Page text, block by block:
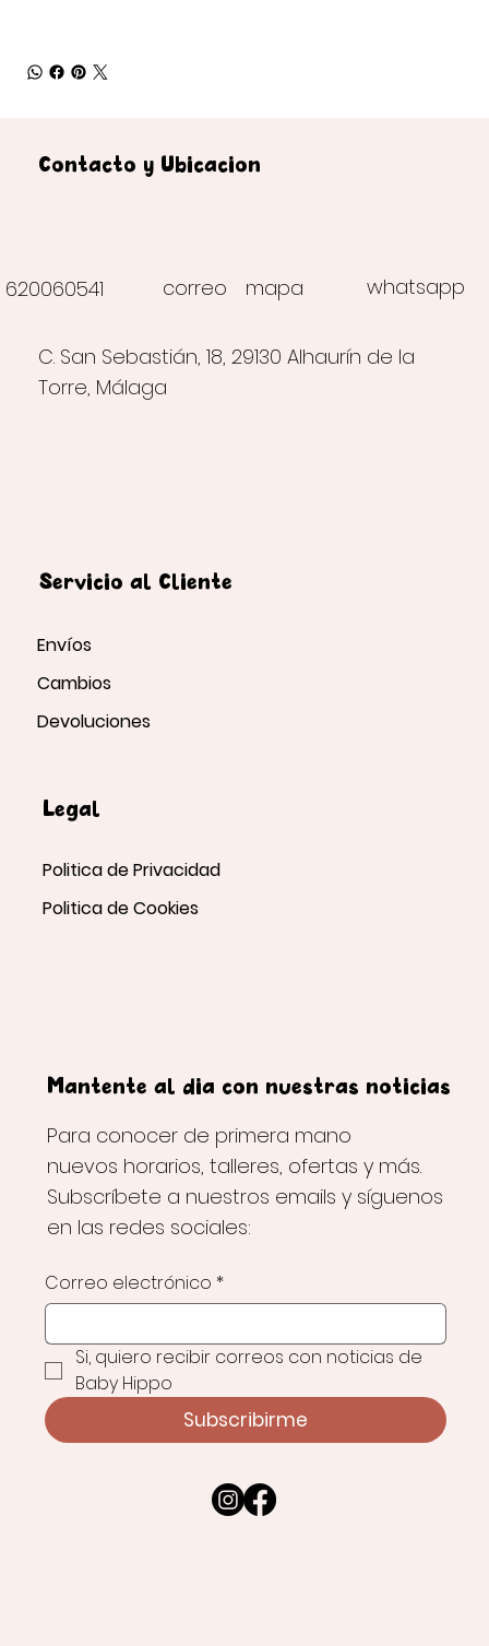
correo
Contacto y Ubicación
620060541 whatsapp
C. San Sebastián, 18, 29130 Alhaurín de la
Torre, Málaga
mapa
Servicio al Cliente
Envíos
Cambios
Devoluciones
Legal
Politica de Privacidad
Politica de Cookies
Mantente al día con nuestras noticias
Para conocer de primera mano
nuevos horarios, talleres, ofertas y más.
Subscríbete a nuestros emails y síguenos
en las redes sociales:
Correo electrónico *
Si, quiero recibir correos con noticias de
Baby Hippo
Subscribirme